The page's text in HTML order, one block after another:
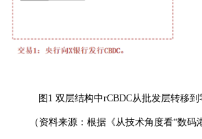
图1 双层结构中rCBDC从批发层转移
（资料来源：根据《从技术角度看“数码